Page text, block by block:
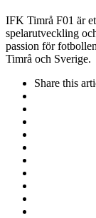
IFK Timrå F01 är
spelarutveckling
passion för
Timrå och Sverige.
Share this